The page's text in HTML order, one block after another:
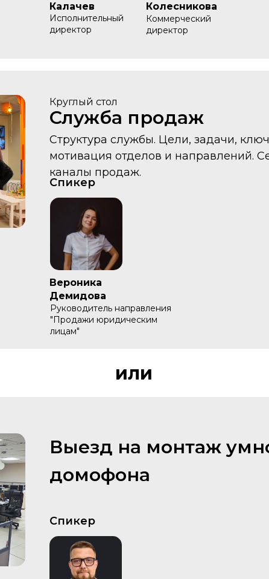
Колесникова
Коммерческий
директор
Калачев
Исполнительный
директор
Спикер
Структура службы. Цели, задачи,
мотивация отделов и направлений.
каналы продаж.
Служба продаж
Круглый стол
Вероника
Демидова
Руководитель направления
"Продажи юридическим
лицам"
или
Спикер
Выезд на монтаж
домофона